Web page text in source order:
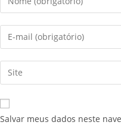
Salvar meus dados neste